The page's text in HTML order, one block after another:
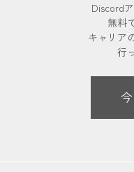
Discord
無料
キャリア
行